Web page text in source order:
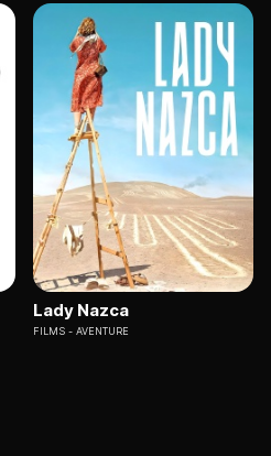
Lady Nazca
FILMS AVENTURE